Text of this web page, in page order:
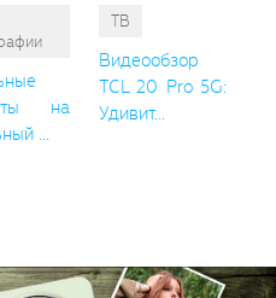
на
...
ТВ
Видеообзор
TCL 20 Pro 5G:
Удивит...